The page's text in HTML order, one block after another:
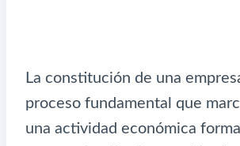
La constitución de una
proceso fundamental que
una actividad económica